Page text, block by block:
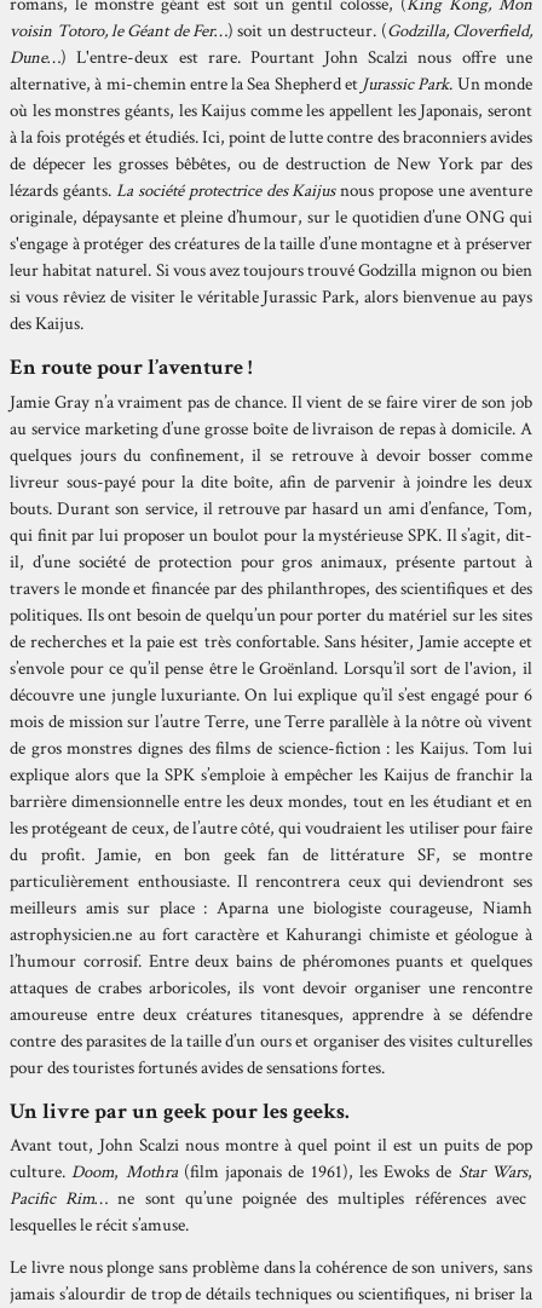
romans, le monstre géant est soit un gentil colosse, (King Kong, Mon
voisin Totoro, le Géant de Fer…) soit un destructeur. (Godzilla, Cloverfield,
Dune…) L'entre-deux est rare. Pourtant John Scalzi nous offre une
alternative, à mi-chemin entre la Sea Shepherd et Jurassic Park. Un monde
où les monstres géants, les Kaijus comme les appellent les Japonais, seront
à la fois protégés et étudiés. Ici, point de lutte contre des braconniers avides
de dépecer les grosses bêbêtes, ou de destruction de New York par des
lézards géants. La société protectrice des Kaijusnous propose une aventure
originale, dépaysante et pleine d’humour, sur le quotidien d’une ONG qui
s'engage à protéger des créatures de la taille d’une montagne et à préserver
leur habitat naturel. Si vous avez toujours trouvé Godzilla mignon ou bien
si vous rêviez de visiter le véritable Jurassic Park, alors bienvenue au pays
des Kaijus.
En route pour l’aventure !
Jamie Gray n’a vraiment pas de chance. Il vient de se faire virer de son job
au service marketing d’une grosse boîte de livraison de repas à domicile. A
quelques jours du confinement, il se retrouve à devoir bosser comme
livreur sous-payé pour la dite boîte, afin de parvenir à joindre les deux
bouts. Durant son service, il retrouve par hasard un ami d’enfance, Tom,
qui finit par lui proposer un boulot pour la mystérieuse SPK. Il s’agit, dit-
il, d’une société de protection pour gros animaux, présente partout à
travers le monde et financée par des philanthropes, des scientifiques et des
politiques. Ils ont besoin de quelqu’un pour porter du matériel sur les sites
de recherches et la paie est très confortable. Sans hésiter, Jamie accepte et
s’envole pour ce qu’il pense être le Groënland. Lorsqu’il sort de l'avion, il
découvre une jungle luxuriante. On lui explique qu’il s’est engagé pour 6
mois de mission sur l’autre Terre, une Terre parallèle à la nôtre où vivent
de gros monstres dignes des films de science-fiction : les Kaijus. Tom lui
explique alors que la SPK s’emploie à empêcher les Kaijus de franchir la
barrière dimensionnelle entre les deux mondes, tout en les étudiant et en
les protégeant de ceux, de l’autre côté, qui voudraient les utiliser pour faire
du profit. Jamie, en bon geek fan de littérature SF, se montre
particulièrement enthousiaste. Il rencontrera ceux qui deviendront ses
meilleurs amis sur place : Aparna une biologiste courageuse, Niamh
astrophysicien.ne au fort caractère et Kahurangi chimiste et géologue à
l’humour corrosif. Entre deux bains de phéromones puants et quelques
attaques de crabes arboricoles, ils vont devoir organiser une rencontre
amoureuse entre deux créatures titanesques, apprendre à se défendre
contre des parasites de la taille d’un ours et organiser des visites culturelles
pour des touristes fortunés avides de sensations fortes.
Un livre par un geek pour les geeks.
Avant tout, John Scalzi nous montre à quel point il est un puits de pop
culture.Doom, Mothra(film japonais de 1961), les Ewoks de Star Wars,
Pacific Rim… ne sont qu’une poignée des multiples références avec
lesquelles le récit s’amuse.
Le livre nous plonge sans problème dans la cohérence de son univers, sans
jamais s’alourdir de trop de détails techniques ou scientifiques, ni briser la